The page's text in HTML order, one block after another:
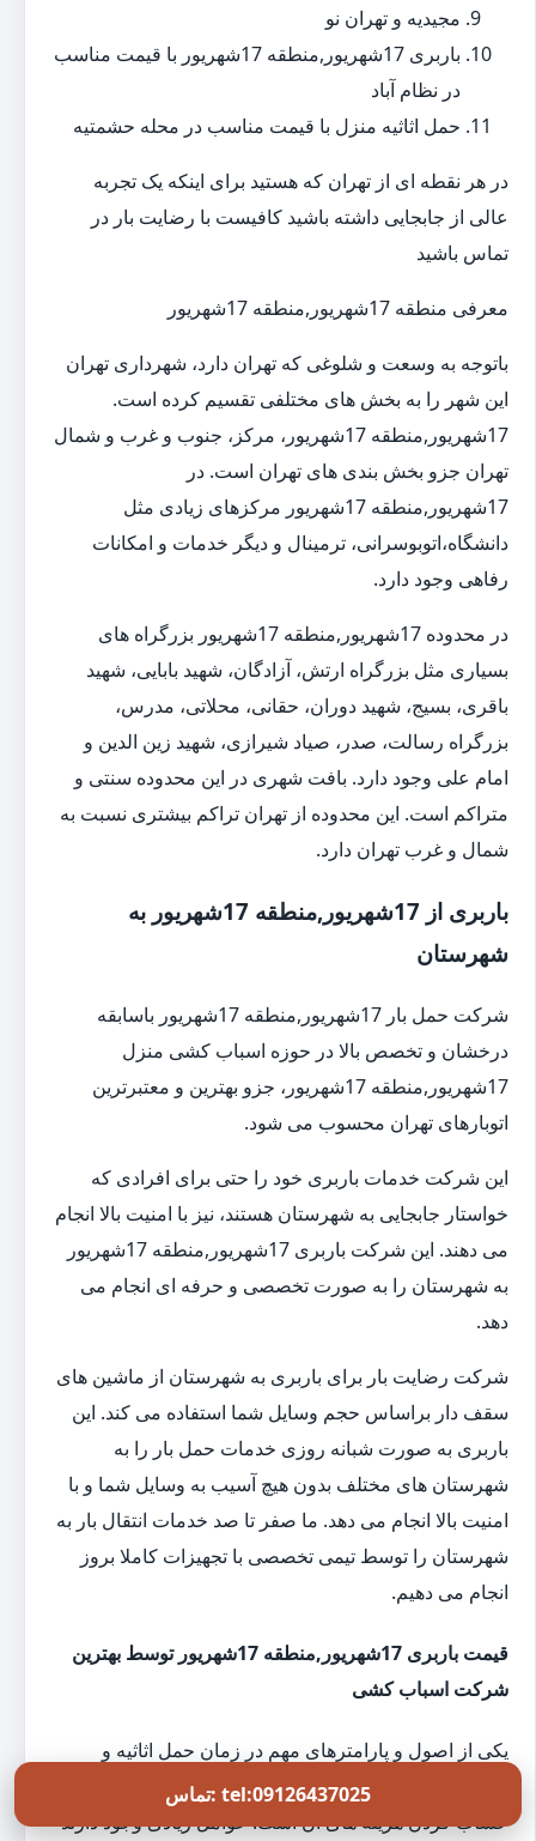
مجیدیه و تهران نو
باربری 17شهریور,منطقه 17شهریور با قیمت مناسب
در نظام آباد
حمل اثاثیه منزل با قیمت مناسب در محله حشمتیه
در هر نقطه ای از تهران که هستید برای اینکه یک تجربه
عالی از جابجایی داشته باشید کافیست با رضایت بار در
تماس باشید
معرفی منطقه 17شهریور,منطقه 17شهریور
باتوجه به وسعت و شلوغی که تهران دارد، شهرداری تهران
این شهر را به بخش های مختلفی تقسیم کرده است.
17شهریور,منطقه 17شهریور، مرکز، جنوب و غرب و شمال
تهران جزو بخش بندی های تهران است. در
17شهریور,منطقه 17شهریور مرکزهای زیادی مثل
دانشگاه،اتوبوسرانی، ترمینال و دیگر خدمات و امکانات
رفاهی وجود دارد.
در محدوده 17شهریور,منطقه 17شهریور بزرگراه های
بسیاری مثل بزرگراه ارتش، آزادگان، شهید بابایی، شهید
باقری، بسیج، شهید دوران، حقانی، محلاتی، مدرس،
بزرگراه رسالت، صدر، صیاد شیرازی، شهید زین الدین و
امام علی وجود دارد. بافت شهری در این محدوده سنتی و
متراکم است. این محدوده از تهران تراکم بیشتری نسبت به
شمال و غرب تهران دارد.
باربری از 17شهریور,منطقه 17شهریور به
شهرستان
شرکت حمل بار 17شهریور,منطقه 17شهریور باسابقه
درخشان و تخصص بالا در حوزه اسباب کشی منزل
17شهریور,منطقه 17شهریور، جزو بهترین و معتبرترین
اتوبارهای تهران محسوب می شود.
این شرکت خدمات باربری خود را حتی برای افرادی که
خواستار جابجایی به شهرستان هستند، نیز با امنیت بالا انجام
می دهند. این شرکت باربری 17شهریور,منطقه 17شهریور
به شهرستان را به صورت تخصصی و حرفه ای انجام می
دهد.
شرکت رضایت بار برای باربری به شهرستان از ماشین های
سقف دار براساس حجم وسایل شما استفاده می کند. این
باربری به صورت شبانه روزی خدمات حمل بار را به
شهرستان های مختلف بدون هیچ آسیب به وسایل شما و با
امنیت بالا انجام می دهد. ما صفر تا صد خدمات انتقال بار به
شهرستان را توسط تیمی تخصصی با تجهیزات کاملا بروز
انجام می دهیم.
قیمت باربری 17شهریور,منطقه 17شهریور توسط بهترین
شرکت اسباب کشی
یکی از اصول و پارامترهای مهم در زمان حمل اثاثیه و
حساب کردن هزینه های آن است. عوامل زیادی وجود دارند
تماس: tel:09126437025